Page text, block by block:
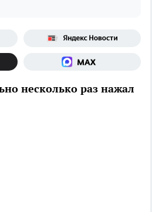
несколько раз нажал